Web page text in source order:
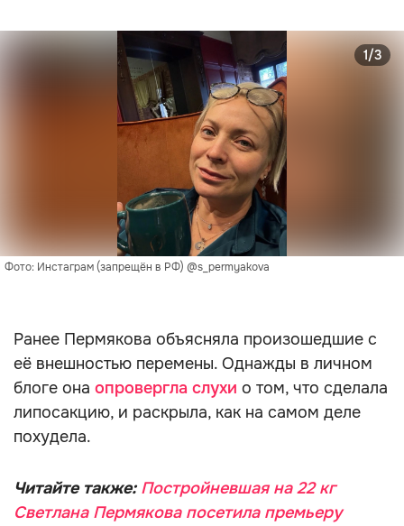
Фото: Инстаграм (запрещён в РФ) @s_permyakova
1/3
Ранее Пермякова объясняла произошедшие с
её внешностью перемены. Однажды в личном
блоге она опровергла слухи о том, что сделала
липосакцию, и раскрыла, как на самом деле
похудела.
Читайте также: Постройневшая на 22 кг
Светлана Пермякова посетила премьеру